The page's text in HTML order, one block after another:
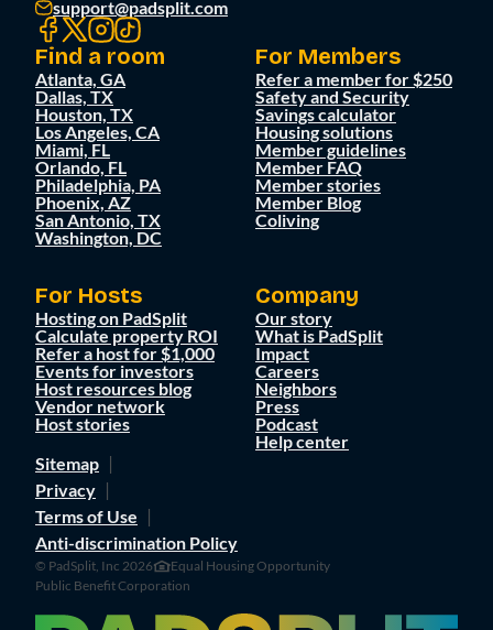
support@padsplit.com
Find a room
Atlanta, GA
Dallas, TX
Houston, TX
Los Angeles, CA
Miami, FL
Orlando, FL
Philadelphia, PA
Phoenix, AZ
San Antonio, TX
Washington, DC
For Members
Refer a member for $250
Safety and Security
Savings calculator
Housing solutions
Member guidelines
Member FAQ
Member stories
Member Blog
Coliving
For Hosts
Hosting on PadSplit
Calculate property ROI
Refer a host for $1,000
Events for investors
Host resources blog
Vendor network
Host stories
Company
Our story
What is PadSplit
Impact
Careers
Neighbors
Press
Podcast
Help center
Sitemap
Privacy
Terms of Use
Anti-discrimination Policy
© PadSplit, Inc 2026
Equal Housing Opportunity
Public Benefit Corporation